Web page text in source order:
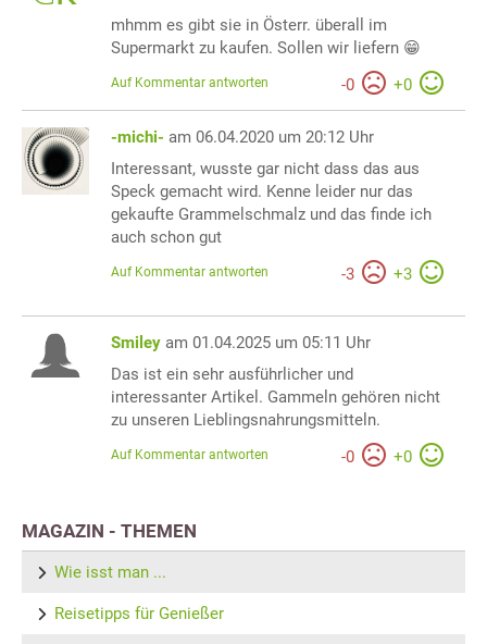
mhmm es gibt sie in Österr. überall im
Supermarkt zu kaufen. Sollen wir liefern 😁
-0 +0
Auf Kommentar antworten
-michi- am 06.04.2020 um 20:12 Uhr
Interessant, wusste gar nicht dass das aus
Speck gemacht wird. Kenne leider nur das
gekaufte Grammelschmalz und das finde ich
auch schon gut
-3 +3
Auf Kommentar antworten
Smiley am 01.04.2025 um 05:11 Uhr
Das ist ein sehr ausführlicher und
interessanter Artikel. Gammeln gehören nicht
zu unseren Lieblingsnahrungsmitteln.
-0 +0
Auf Kommentar antworten
MAGAZIN - THEMEN
Wie isst man ...
Reisetipps für Genießer